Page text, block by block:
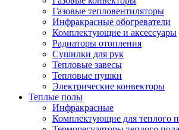
Газовые тепловентиляторы
Инфракрасные обогреватели
Комплектующие и аксессуары
Радиаторы отопления
Сушилки для рук
Тепловые завесы
Тепловые пушки
Электрические конвекторы
Теплые полы
Инфракрасные
Комплектующие для теплого